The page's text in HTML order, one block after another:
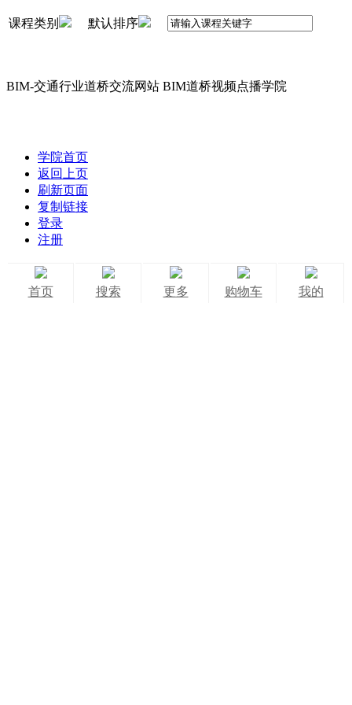
课程类别 默认排序
BIM-交通行业道桥交流网站 BIM道桥视频点播学院
学院首页
返回上页
刷新页面
复制链接
登录
注册
首页 搜索 更多 购物车 我的